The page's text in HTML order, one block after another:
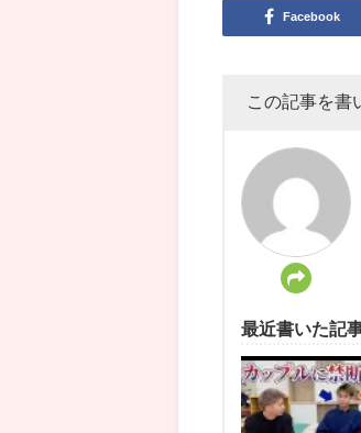
Facebook
この記事を書
最近書いた記